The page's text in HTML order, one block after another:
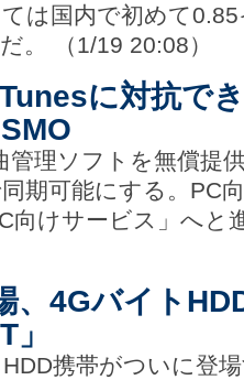
は国内で初めて
。 （1/19 20:08）
に対抗で
管理ソフトを無償提
期可能にする。PC
向けサービス」へと
、4Gバイト
携帯がついに登